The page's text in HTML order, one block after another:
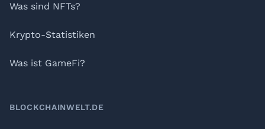
Was sind NFTs?
Krypto-Statistiken
Was ist GameFi?
BLOCKCHAINWELT.DE